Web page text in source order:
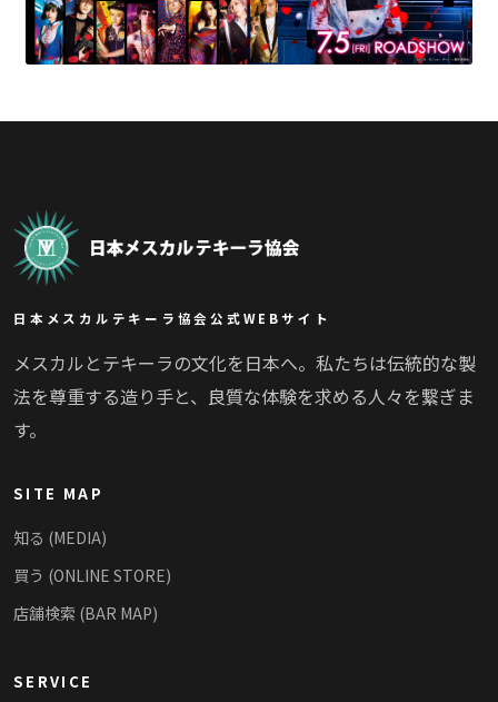
日本メスカルテキーラ協会公式WEBサイト
メスカルとテキーラの文化を日本へ。私たちは伝統的な製
法を尊重する造り手と、良質な体験を求める人々を繋ぎま
す。
SITE MAP
知る (MEDIA)
買う (ONLINE STORE)
店舗検索 (BAR MAP)
SERVICE